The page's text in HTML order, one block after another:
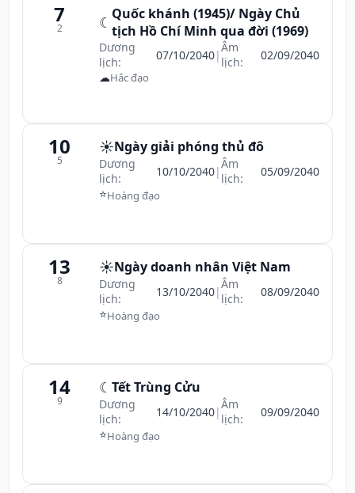
7
2 ☾ Quốc khánh (1945)/ Ngày Chủ
tịch Hồ Chí Minh qua đời (1969)
Dương
lịch:
07/10/2040|Âm
lịch:
02/09/2040
☁Hắc đạo
10
5
☀️Ngày giải phóng thủ đô
Dương
lịch:
10/10/2040|Âm
lịch:
05/09/2040
⭐Hoàng đạo
13
8
☀️Ngày doanh nhân Việt Nam
Dương
lịch:
13/10/2040|Âm
lịch:
08/09/2040
⭐Hoàng đạo
14
9
☾ Tết Trùng Cửu
Dương
lịch:
14/10/2040|Âm
lịch:
09/09/2040
⭐Hoàng đạo